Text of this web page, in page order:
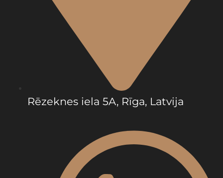
Rēzeknes iela 5A, Rīga, Latvija